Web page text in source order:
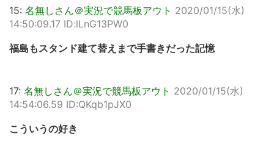
15: 名無しさん＠実況で競馬板アウト 2020/01/15(水)
14:50:09.17 ID:lLnG13PW0
福島もスタンド建て替えまで手書きだった記憶
17: 名無しさん＠実況で競馬板アウト 2020/01/15(水)
14:54:06.59 ID:QKqb1pJX0
こういうの好き